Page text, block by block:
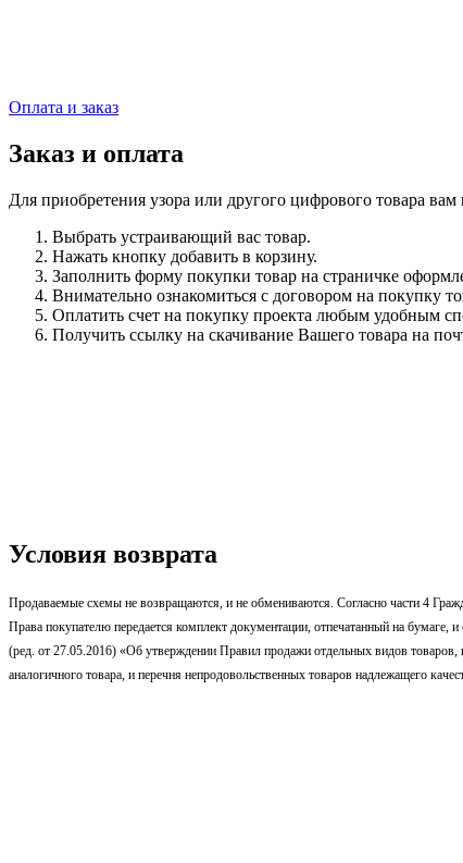
Оплата и заказ
Заказ и оплата
Для приобретения узора или другого цифрового товара вам
Выбрать устраивающий вас товар.
Нажать кнопку добавить в корзину.
Заполнить форму покупки товар на страничке
Внимательно ознакомиться с договором на покупку
Оплатить счет на покупку проекта любым удобным
Получить ссылку на скачивание Вашего товара на
Условия возврата
Продаваемые схемы не возвращаются, и не обмениваются. Согласно части 4
Права покупателю передается комплект документации, отпечатанный на
(ред. от 27.05.2016) «Об утверждении Правил продажи отдельных видов товаров,
аналогичного товара, и перечня непродовольственных товаров надлежащего